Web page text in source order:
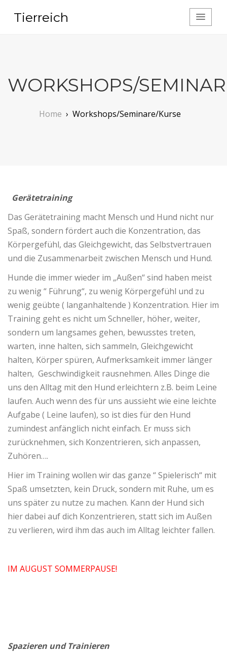
Tierreich
WORKSHOPS/
Home › Workshops/Seminare/Kurse
Gerätetraining
Das Gerätetraining macht Mensch und Hund nicht nur
Spaß, sondern fördert auch die Konzentration, das
Körpergefühl, das Gleichgewicht, das Selbstvertrauen
und die Zusammenarbeit zwischen Mensch und Hund.
Hunde die immer wieder im „Außen“ sind haben meist
zu wenig “ Führung“, zu wenig Körpergefühl und zu
wenig geübte ( langanhaltende ) Konzentration. Hier im
Training geht es nicht um Schneller, höher, weiter,
sondern um langsames gehen, bewusstes treten,
warten, inne halten, sich sammeln, Gleichgewicht
halten, Körper spüren, Aufmerksamkeit immer länger
halten, Geschwindigkeit rausnehmen. Alles Dinge die
uns den Alltag mit den Hund erleichtern z.B. beim Leine
laufen. Auch wenn des für uns aussieht wie eine leichte
Aufgabe ( Leine laufen), so ist dies für den Hund
zumindest anfänglich nicht einfach. Er muss sich
zurücknehmen, sich Konzentrieren, sich anpassen,
Zuhören….
Hier im Training wollen wir das ganze “ Spielerisch“ mit
Spaß umsetzten, kein Druck, sondern mit Ruhe, um es
uns später zu nutze zu machen. Kann der Hund sich
hier dabei auf dich Konzentrieren, statt sich im Außen
zu verlieren, wird ihm das auch im Alltag leichter fallen.
IM AUGUST SOMMERPAUSE!
Spazieren und Trainieren